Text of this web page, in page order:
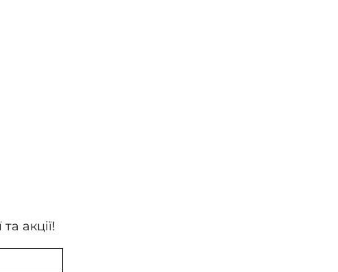
акції!